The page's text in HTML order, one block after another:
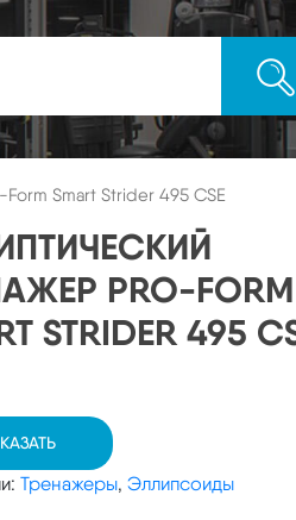
Smart Strider 495 CSE
PRO-FORM
STRIDER 495
Тренажеры, Эллипсоиды